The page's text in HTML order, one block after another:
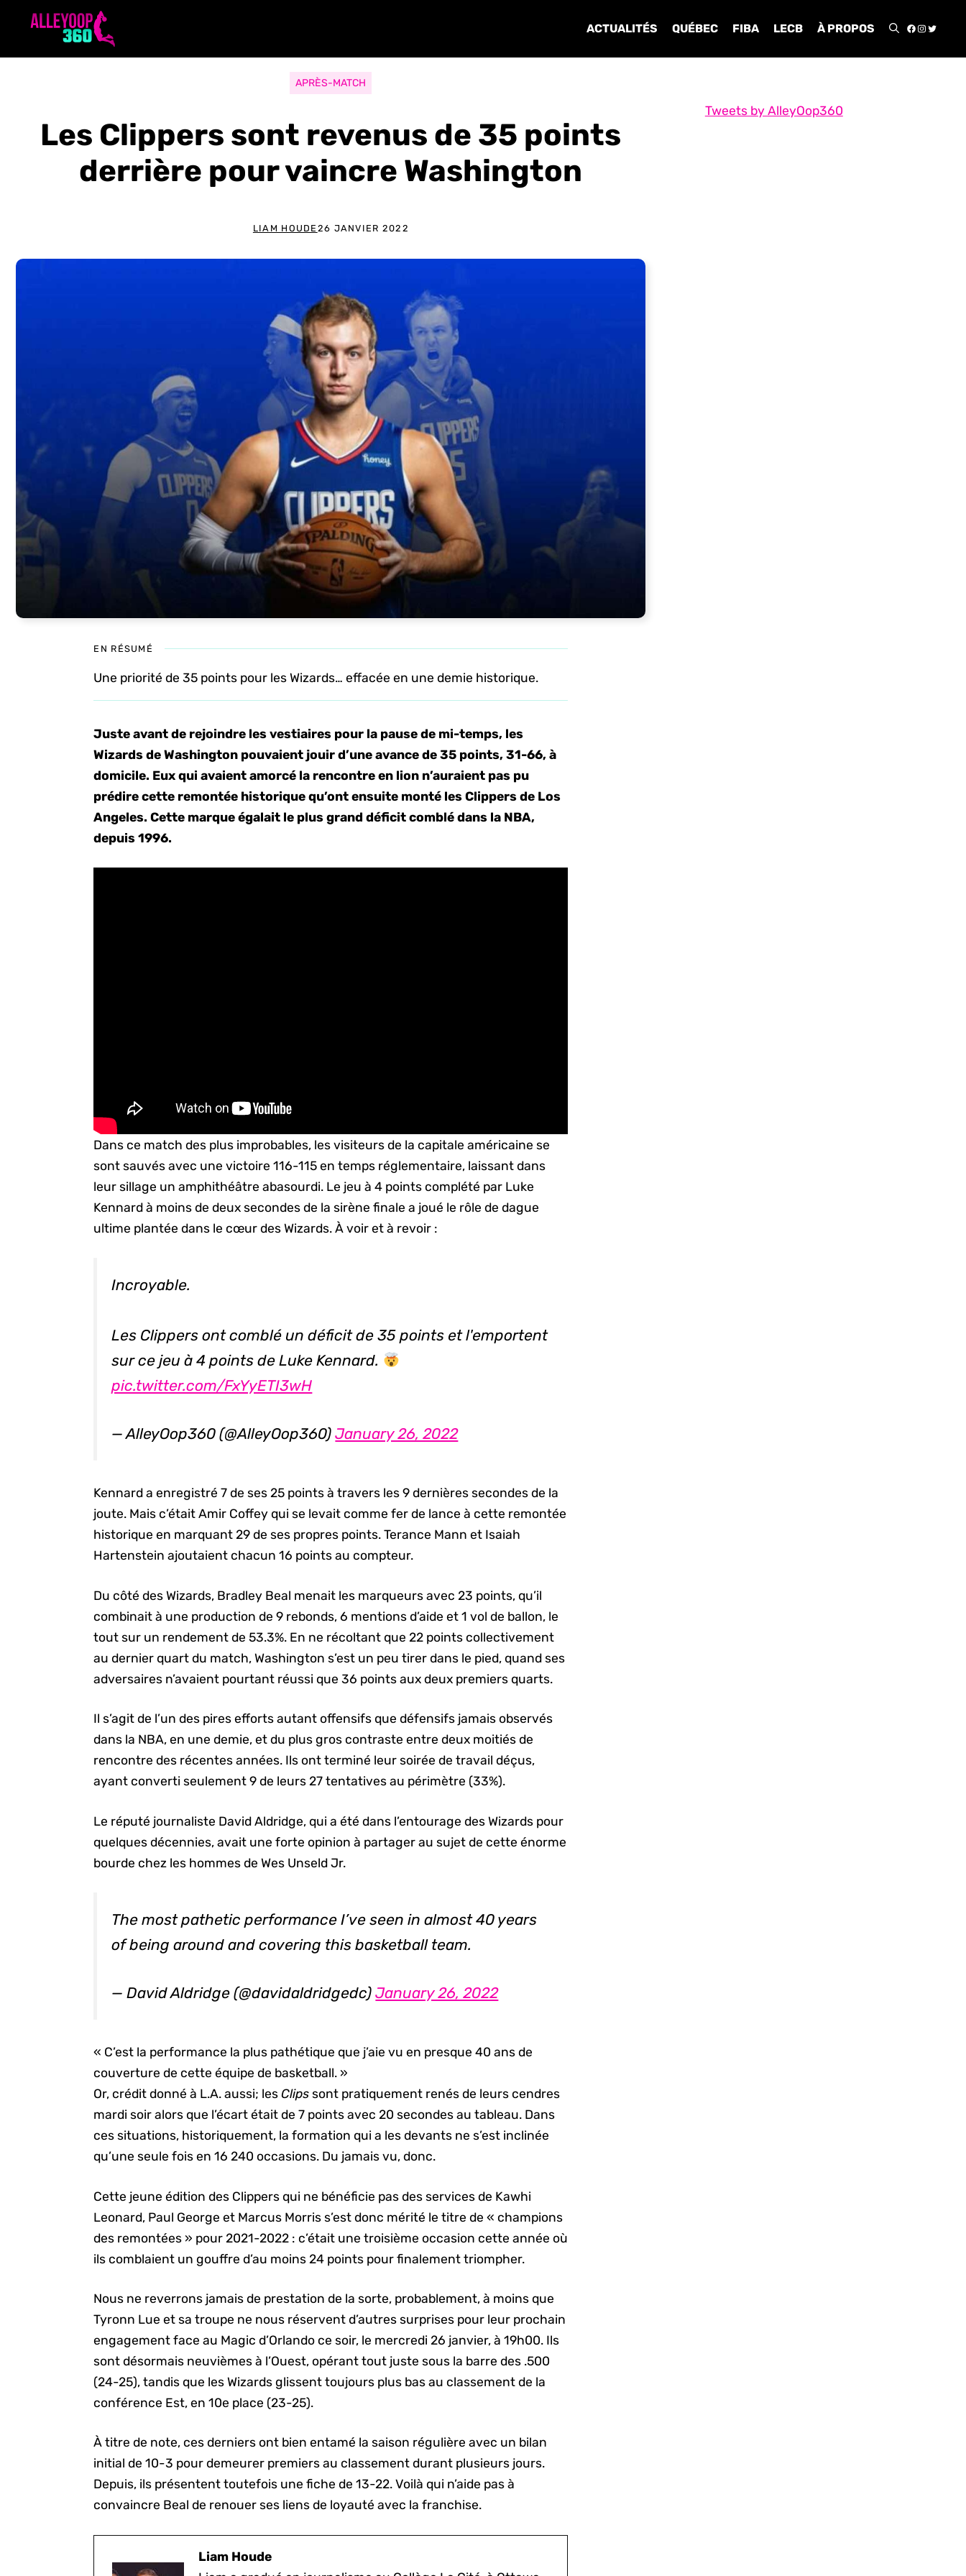
ACTUALITÉS QUÉBEC FIBA LECB À PROPOS
APRÈS-MATCH
Les Clippers sont revenus de 35 points
derrière pour vaincre Washington
LIAM HOUDE 26 JANVIER 2022
EN RÉSUMÉ
Une priorité de 35 points pour les Wizards… effacée en une demie historique.
Juste avant de rejoindre les vestiaires pour la pause de mi-temps, les
Wizards de Washington pouvaient jouir d’une avance de 35 points, 31-66, à
domicile. Eux qui avaient amorcé la rencontre en lion n’auraient pas pu
prédire cette remontée historique qu’ont ensuite monté les Clippers de Los
Angeles. Cette marque égalait le plus grand déficit comblé dans la NBA,
depuis 1996.
Dans ce match des plus improbables, les visiteurs de la capitale américaine se
sont sauvés avec une victoire 116-115 en temps réglementaire, laissant dans
leur sillage un amphithéâtre abasourdi. Le jeu à 4 points complété par Luke
Kennard à moins de deux secondes de la sirène finale a joué le rôle de dague
ultime plantée dans le cœur des Wizards. À voir et à revoir :
Incroyable.
Les Clippers ont comblé un déficit de 35 points et l'emportent
sur ce jeu à 4 points de Luke Kennard.
pic.twitter.com/FxYyETI3wH
— AlleyOop360 (@AlleyOop360)January 26, 2022
Kennard a enregistré 7 de ses 25 points à travers les 9 dernières secondes de la
joute. Mais c’était Amir Coffey qui se levait comme fer de lance à cette remontée
historique en marquant 29 de ses propres points. Terance Mann et Isaiah
Hartenstein ajoutaient chacun 16 points au compteur.
Du côté des Wizards, Bradley Beal menait les marqueurs avec 23 points, qu’il
combinait à une production de 9 rebonds, 6 mentions d’aide et 1 vol de ballon, le
tout sur un rendement de 53.3%. En ne récoltant que 22 points collectivement
au dernier quart du match, Washington s’est un peu tirer dans le pied, quand ses
adversaires n’avaient pourtant réussi que 36 points aux deux premiers quarts.
Il s’agit de l’un des pires efforts autant offensifs que défensifs jamais observés
dans la NBA, en une demie, et du plus gros contraste entre deux moitiés de
rencontre des récentes années. Ils ont terminé leur soirée de travail déçus,
ayant converti seulement 9 de leurs 27 tentatives au périmètre (33%).
Le réputé journaliste David Aldridge, qui a été dans l’entourage des Wizards pour
quelques décennies, avait une forte opinion à partager au sujet de cette énorme
bourde chez les hommes de Wes Unseld Jr.
The most pathetic performance I’ve seen in almost 40 years
of being around and covering this basketball team.
— David Aldridge (@davidaldridgedc)January 26, 2022
« C’est la performance la plus pathétique que j’aie vu en presque 40 ans de
couverture de cette équipe de basketball. »
Or, crédit donné à L.A. aussi; lesClipssont pratiquement renés de leurs cendres
mardi soir alors que l’écart était de 7 points avec 20 secondes au tableau. Dans
ces situations, historiquement, la formation qui a les devants ne s’est inclinée
qu’une seule fois en 16 240 occasions. Du jamais vu, donc.
Cette jeune édition des Clippers qui ne bénéficie pas des services de Kawhi
Leonard, Paul George et Marcus Morris s’est donc mérité le titre de « champions
des remontées » pour 2021-2022 : c’était une troisième occasion cette année où
ils comblaient un gouffre d’au moins 24 points pour finalement triompher.
Nous ne reverrons jamais de prestation de la sorte, probablement, à moins que
Tyronn Lue et sa troupe ne nous réservent d’autres surprises pour leur prochain
engagement face au Magic d’Orlando ce soir, le mercredi 26 janvier, à 19h00. Ils
sont désormais neuvièmes à l’Ouest, opérant tout juste sous la barre des .500
(24-25), tandis que les Wizards glissent toujours plus bas au classement de la
conférence Est, en 10e place (23-25).
À titre de note, ces derniers ont bien entamé la saison régulière avec un bilan
initial de 10-3 pour demeurer premiers au classement durant plusieurs jours.
Depuis, ils présentent toutefois une fiche de 13-22. Voilà qui n’aide pas à
convaincre Beal de renouer ses liens de loyauté avec la franchise.
Liam Houde
Tweets by AlleyOop360